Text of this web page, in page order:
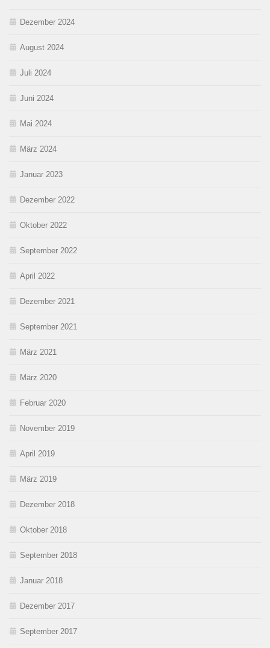
Dezember 2024
August 2024
Juli 2024
Juni 2024
Mai 2024
März 2024
Januar 2023
Dezember 2022
Oktober 2022
September 2022
April 2022
Dezember 2021
September 2021
März 2021
März 2020
Februar 2020
November 2019
April 2019
März 2019
Dezember 2018
Oktober 2018
September 2018
Januar 2018
Dezember 2017
September 2017